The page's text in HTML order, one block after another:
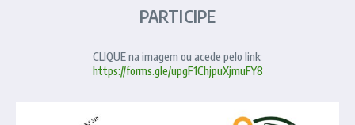
PARTICIPE
CLIQUE na imagem ou acede pelo link:
https://forms.gle/upgF1ChjpuXjmuFY8